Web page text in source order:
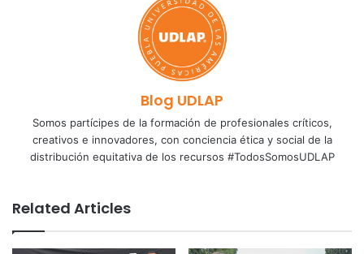
Blog UDLAP
Somos partícipes de la formación de profesionales críticos,
creativos e innovadores, con conciencia ética y social de la
distribución equitativa de los recursos #TodosSomosUDLAP
Related Articles